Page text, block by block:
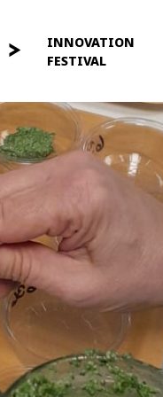
INNOVATION
FESTIVAL